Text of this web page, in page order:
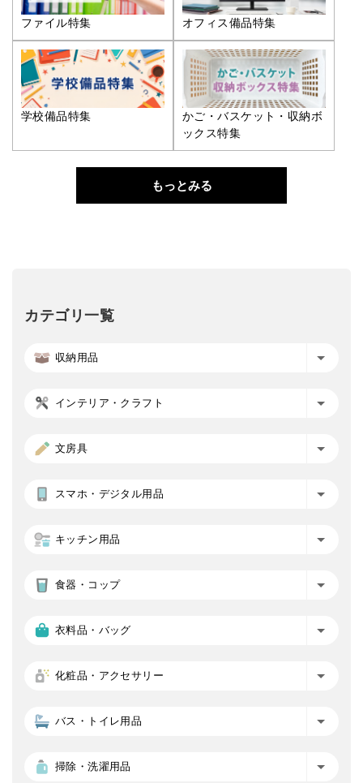
ファイル特集 オフィス備品特集
学校備品特集
かご・バスケット・収納ボ
ックス特集
もっとみる
カテゴリ一覧
収納用品
インテリア・クラフト
文房具
スマホ・デジタル用品
キッチン用品
食器・コップ
衣料品・バッグ
化粧品・アクセサリー
バス・トイレ用品
掃除・洗濯用品